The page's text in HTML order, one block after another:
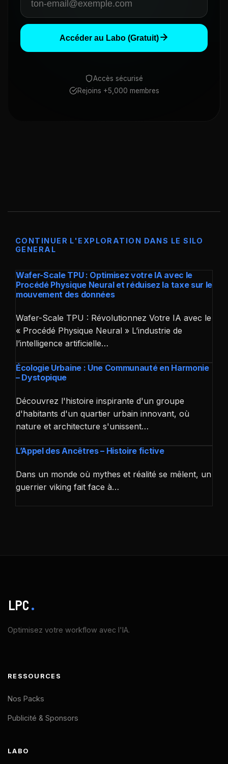
Accéder au Labo (Gratuit)
Accès sécurisé
Rejoins +5,000 membres
CONTINUER L'EXPLORATION DANS LE SILO
GENERAL
Wafer-Scale TPU : Optimisez votre IA avec le
Procédé Physique Neural et réduisez la taxe sur le
mouvement des données
Wafer-Scale TPU : Révolutionnez Votre IA avec le
« Procédé Physique Neural » L’industrie de
l’intelligence artificielle…
Écologie Urbaine : Une Communauté en Harmonie
– Dystopique
Découvrez l'histoire inspirante d'un groupe
d'habitants d'un quartier urbain innovant, où
nature et architecture s'unissent…
L’Appel des Ancêtres – Histoire fictive
Dans un monde où mythes et réalité se mêlent, un
guerrier viking fait face à…
LPC.
Optimisez votre workflow avec l'IA.
RESSOURCES
Nos Packs
Publicité & Sponsors
LABO